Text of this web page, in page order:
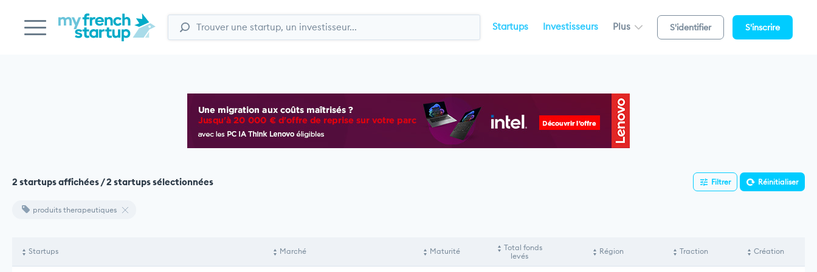
Startups Investisseurs Plus S'identifier S'inscrire
2 startups affichées / 2 startups sélectionnées Filtrer Réinitialiser
produits therapeutiques
Startups Marché Maturité
Total fonds
levés
Région Traction Création